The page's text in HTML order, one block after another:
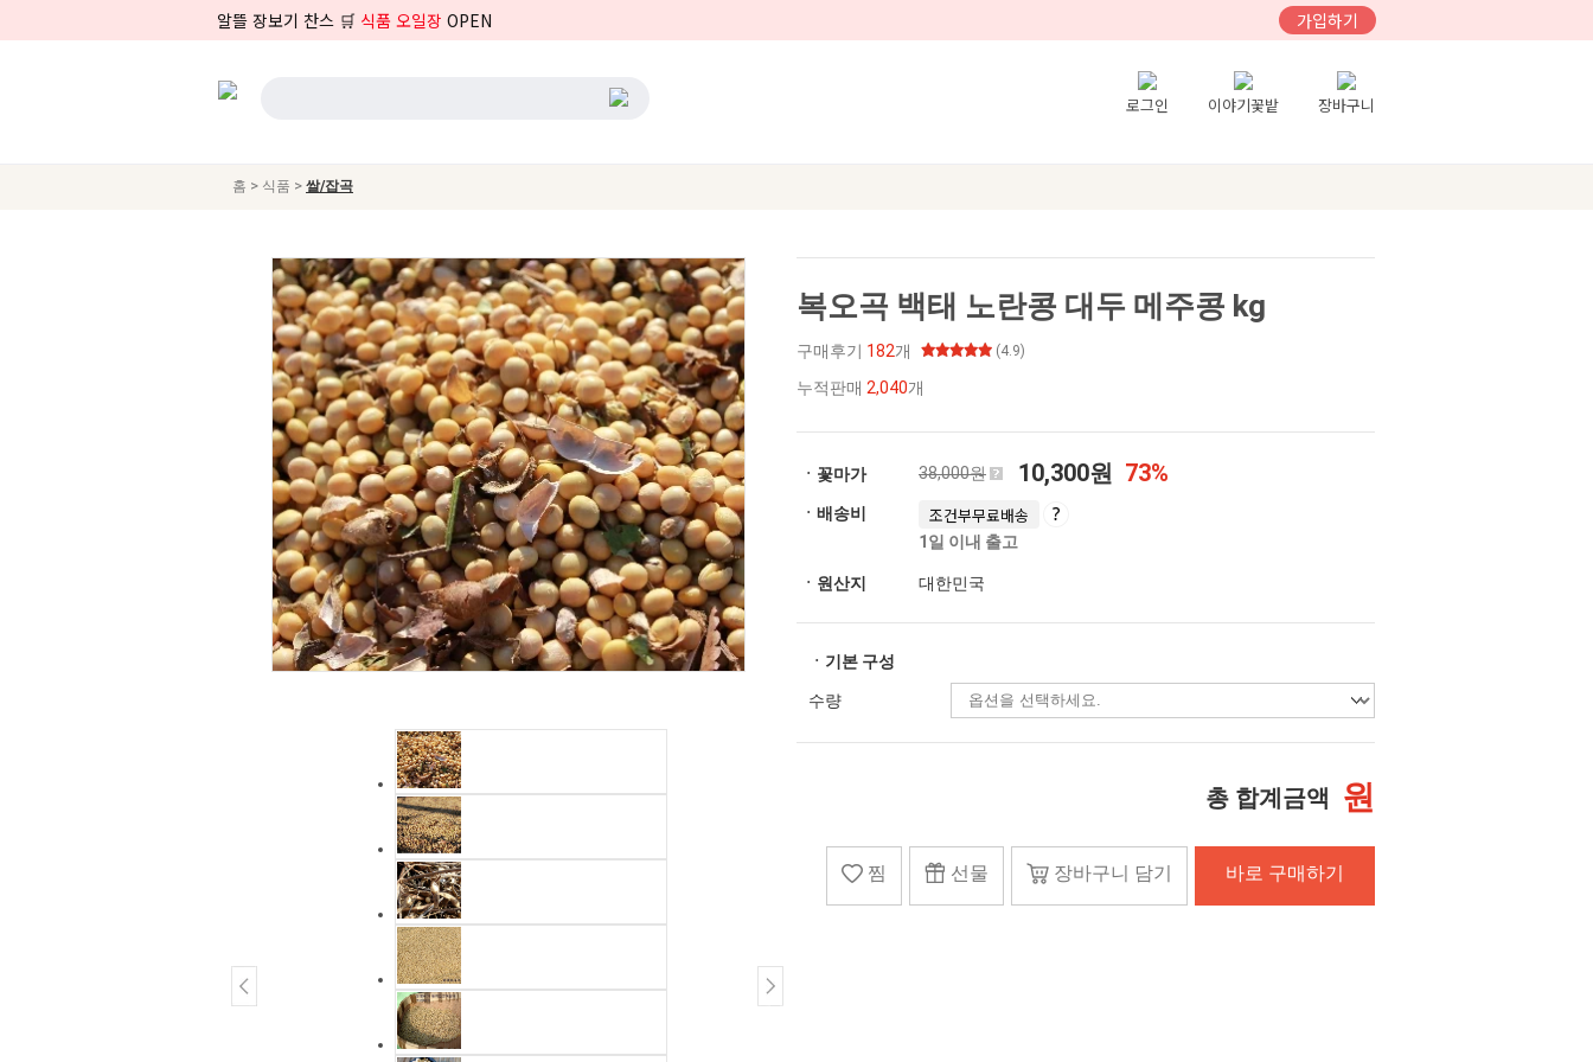
알뜰 장보기 찬스 🛒 식품 오일장 OPEN 가입하기
로그인 이야기꽃밭 장바구니
홈 > 식품 > 쌀/잡곡
복오곡 백태 노란콩 대두 메주콩 kg
구매후기 182개 (4.9)
누적판매 2,040개
ㆍ꽃마가 38,000원 10,300원 73%
ㆍ배송비 조건부무료배송
1일 이내 출고
ㆍ원산지 대한민국
ㆍ기본 구성
수량
총 합계금액 원
찜 선물 장바구니 담기 바로 구매하기